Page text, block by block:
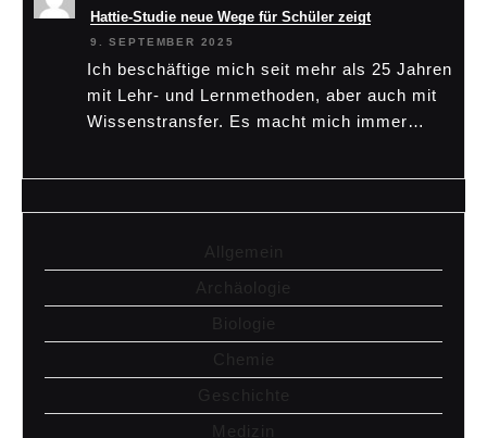
Hattie-Studie neue Wege für Schüler zeigt
9. SEPTEMBER 2025
Ich beschäftige mich seit mehr als 25 Jahren
mit Lehr- und Lernmethoden, aber auch mit
Wissenstransfer. Es macht mich immer…
Allgemein
Archäologie
Biologie
Chemie
Geschichte
Medizin